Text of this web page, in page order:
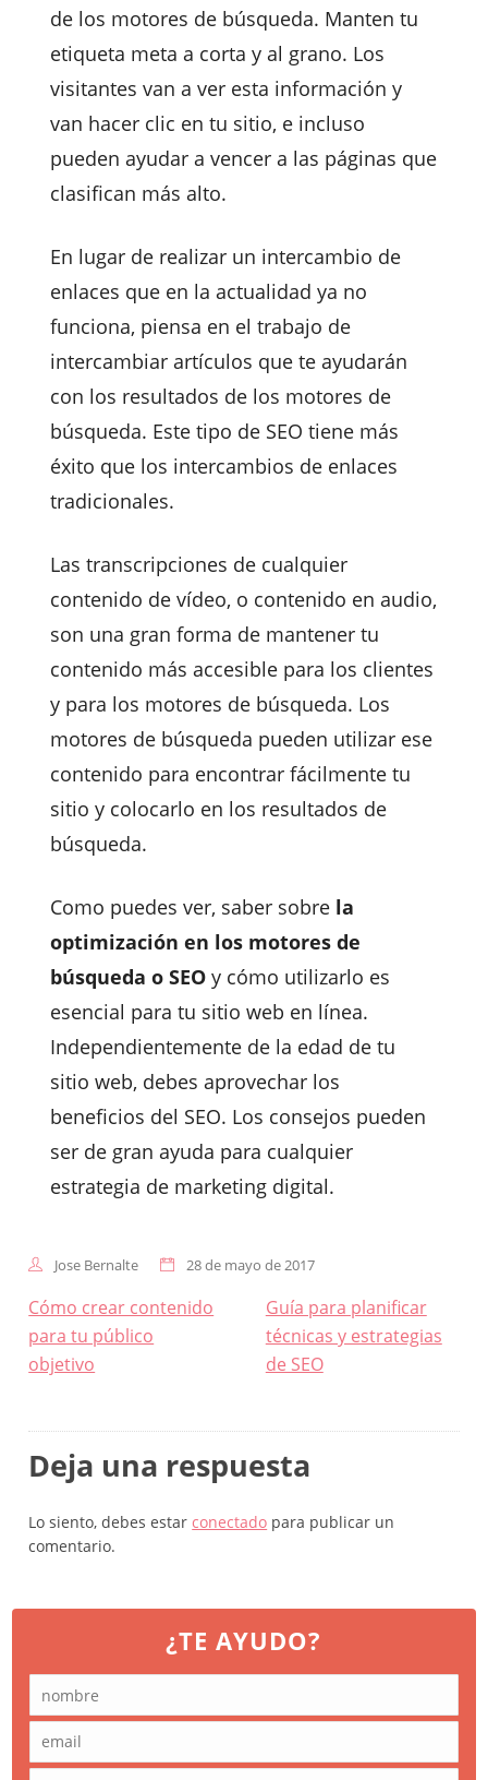
de los motores de búsqueda. Manten tu
etiqueta meta a corta y al grano. Los
visitantes van a ver esta información y
van hacer clic en tu sitio, e incluso
pueden ayudar a vencer a las páginas que
clasifican más alto.
En lugar de realizar un intercambio de
enlaces que en la actualidad ya no
funciona, piensa en el trabajo de
intercambiar artículos que te ayudarán
con los resultados de los motores de
búsqueda. Este tipo de SEO tiene más
éxito que los intercambios de enlaces
tradicionales.
Las transcripciones de cualquier
contenido de vídeo, o contenido en audio,
son una gran forma de mantener tu
contenido más accesible para los clientes
y para los motores de búsqueda. Los
motores de búsqueda pueden utilizar ese
contenido para encontrar fácilmente tu
sitio y colocarlo en los resultados de
búsqueda.
Como puedes ver, saber sobre la
optimización en los motores de
búsqueda o SEO y cómo utilizarlo es
esencial para tu sitio web en línea.
Independientemente de la edad de tu
sitio web, debes aprovechar los
beneficios del SEO. Los consejos pueden
ser de gran ayuda para cualquier
estrategia de marketing digital.
Jose Bernalte 28 de mayo de 2017
Navegación
de
entradas
Cómo crear contenido
para tu público
objetivo
Guía para planificar
técnicas y estrategias
de SEO
Deja una respuesta
Lo siento, debes estar conectado para publicar un
comentario.
¿TE AYUDO?